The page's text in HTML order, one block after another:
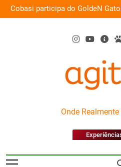
Skip
to
Cobasi participa do GoldeN
Onde